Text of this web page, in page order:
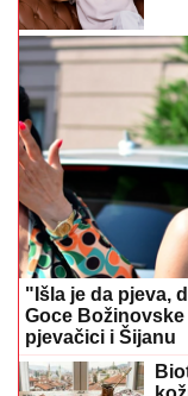
"Išla je da pjeva,
Goce
pjevačici i Šijanu